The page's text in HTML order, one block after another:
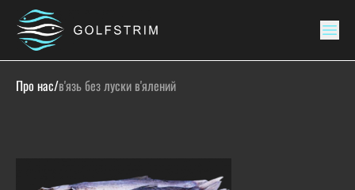
Про нас/в'язь без луски в'ялений